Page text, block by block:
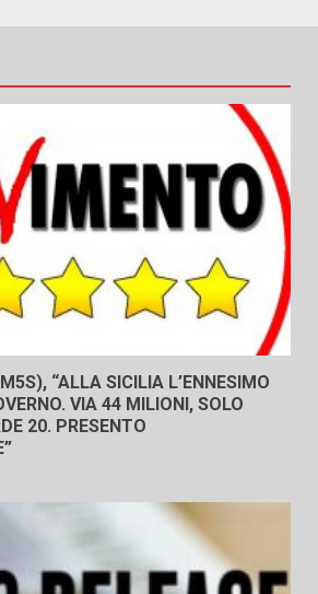
“ALLA SICILIA L’ENNESIMO
VIA 44 MILIONI, SOLO
20. PRESENTO